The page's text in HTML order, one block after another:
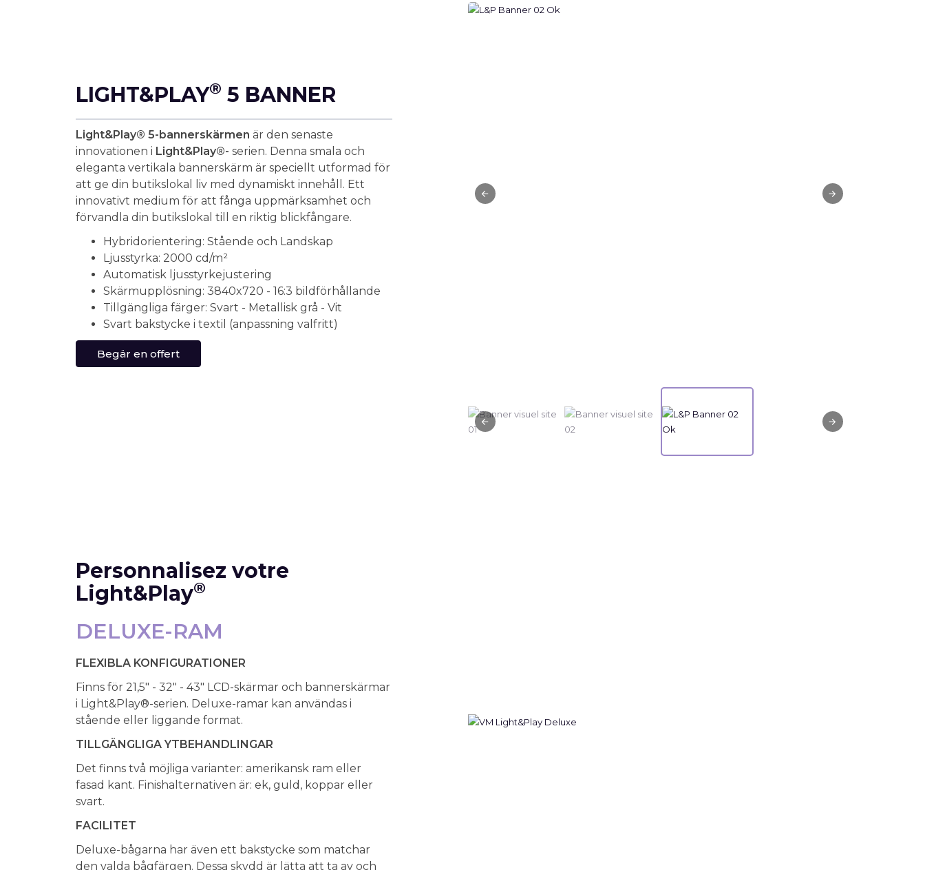
LIGHT&PLAY® 5 BANNER
Light&Play® 5-bannerskärmen är den senaste
innovationen i Light&Play®- serien. Denna smala och
eleganta vertikala bannerskärm är speciellt utformad för
att ge din butikslokal liv med dynamiskt innehåll. Ett
innovativt medium för att fånga uppmärksamhet och
förvandla din butikslokal till en riktig blickfångare.
Hybridorientering: Stående och Landskap
Ljusstyrka: 2000 cd/m²
Automatisk ljusstyrkejustering
Skärmupplösning: 3840x720 - 16:3 bildförhållande
Tillgängliga färger: Svart - Metallisk grå - Vit
Svart bakstycke i textil (anpassning valfritt)
Begär en offert
Personnalisez votre
Light&Play®
DELUXE-RAM
FLEXIBLA KONFIGURATIONER
Finns för 21,5" - 32" - 43" LCD-skärmar och bannerskärmar
i Light&Play®-serien. Deluxe-ramar kan användas i
stående eller liggande format.
TILLGÄNGLIGA YTBEHANDLINGAR
Det finns två möjliga varianter: amerikansk ram eller
fasad kant. Finishalternativen är: ek, guld, koppar eller
svart.
FACILITET
Deluxe-bågarna har även ett bakstycke som matchar
den valda bågfärgen. Dessa skydd är lätta att ta av och